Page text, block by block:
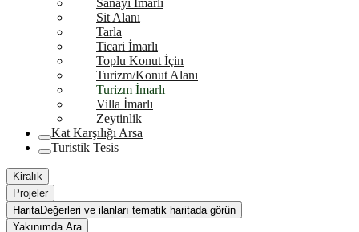
Sanayi İmarlı
Sit Alanı
Tarla
Ticari İmarlı
Toplu Konut İçin
Turizm/Konut Alanı
Turizm İmarlı
Villa İmarlı
Zeytinlik
Kat Karşılığı Arsa
Turistik Tesis
Kiralık
Projeler
HaritaDeğerleri ve ilanları tematik haritada görün
Yakınımda Ara